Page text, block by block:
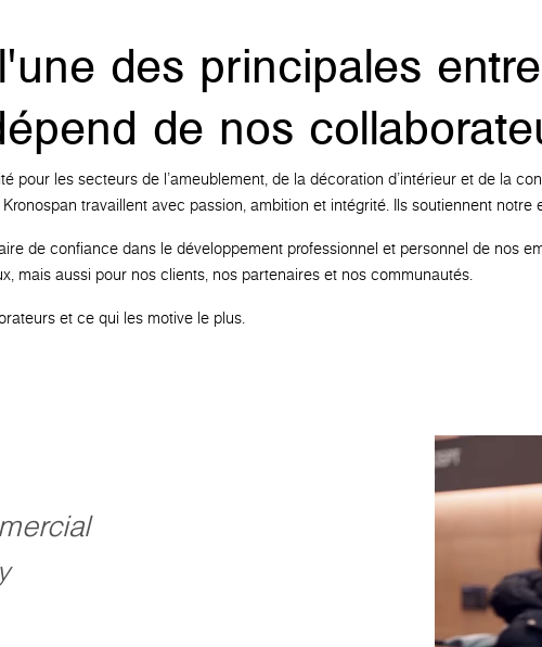
des principales
de nos
pour les secteurs de l'ameublement, de la décoration d'intérieur et de la
travaillent avec passion, ambition et intégrité. Ils soutiennent
de confiance dans le développement professionnel et personnel de nos
mais aussi pour nos clients, nos partenaires et nos communautés.
et ce qui les motive le plus.